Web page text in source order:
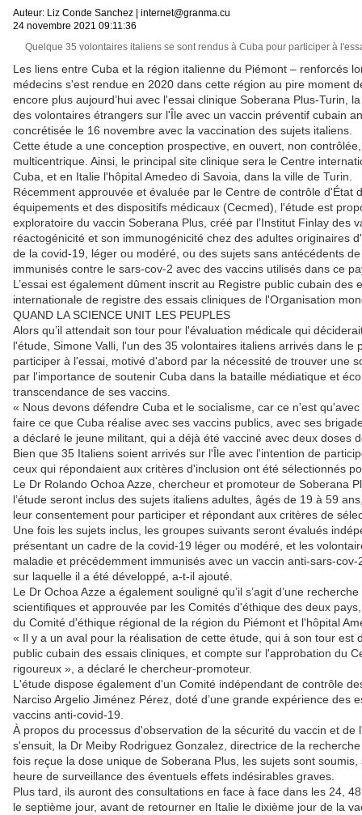
Auteur: Liz Conde Sanchez
internet@granma.cu
24 novembre 2021 09:11:36
Quelque 35 volontaires italiens se sont rendus à Cuba pour participer à
Les liens entre Cuba et la région italienne du Piémont – renforcés
médecins s'est rendue en 2020 dans cette région au pire moment
encore plus aujourd’hui avec l'essai clinique Soberana Plus-Turin,
des volontaires étrangers sur l'Île avec un vaccin préventif cubain
concrétisée le 16 novembre avec la vaccination des sujets italiens.
Cette étude a une conception prospective, en ouvert, non
multicentrique. Ainsi, le principal site clinique sera le Centre
Cuba, et en Italie l'hôpital Amedeo di Savoia, dans la ville de Turin.
Récemment approuvée et évaluée par le Centre de contrôle d'État
équipements et des dispositifs médicaux (Cecmed), l'étude est
exploratoire du vaccin Soberana Plus, créé par l’Institut Finlay des
réactogénicité et son immunogénicité chez des adultes originaires
de la covid-19, léger ou modéré, ou des sujets sans antécédents
immunisés contre le sars-cov-2 avec des vaccins utilisés dans ce
L’essai est également dûment inscrit au Registre public cubain des
internationale de registre des essais cliniques de l'Organisation
QUAND LA SCIENCE UNIT LES PEUPLES
Alors qu’il attendait son tour pour l'évaluation médicale qui
l'étude, Simone Valli, l'un des 35 volontaires italiens arrivés dans le
participer à l'essai, motivé d'abord par la nécessité de trouver une
par l'importance de soutenir Cuba dans la bataille médiatique et
transcendance de ses vaccins.
« Nous devons défendre Cuba et le socialisme, car ce n'est
faire ce que Cuba réalise avec ses vaccins publics, avec ses
a déclaré le jeune militant, qui a déjà été vacciné avec deux doses
Bien que 35 Italiens soient arrivés sur l'Île avec l'intention de
ceux qui répondaient aux critères d'inclusion ont été sélectionnés
Le Dr Rolando Ochoa Azze, chercheur et promoteur de Soberana
l’étude seront inclus des sujets italiens adultes, âgés de 19 à 59
leur consentement pour participer et répondant aux critères de
Une fois les sujets inclus, les groupes suivants seront évalués
présentant un cadre de la covid-19 léger ou modéré, et les
maladie et précédemment immunisés avec un vaccin anti-sars-
sur laquelle il a été développé, a-t-il ajouté.
Le Dr Ochoa Azze a également souligné qu’il s’agit d’une
scientifiques et approuvée par les Comités d'éthique des deux
du Comité d'éthique régional de la région du Piémont et l'hôpital
« Il y a un aval pour la réalisation de cette étude, qui à son tour est
public cubain des essais cliniques, et compte sur l'approbation du
rigoureux », a déclaré le chercheur-promoteur.
L'étude dispose également d'un Comité indépendant de contrôle
Narciso Argelio Jiménez Pérez, doté d’une grande expérience des
vaccins anti-covid-19.
À propos du processus d'observation de la sécurité du vaccin et de
s'ensuit, la Dr Meiby Rodriguez Gonzalez, directrice de la
fois reçue la dose unique de Soberana Plus, les sujets sont
heure de surveillance des éventuels effets indésirables graves.
Plus tard, ils auront des consultations en face à face dans les 24,
le septième jour, avant de retourner en Italie le dixième jour de la